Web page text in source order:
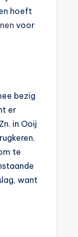
hoeft
voor
bezig
er
in Ooij
te
want